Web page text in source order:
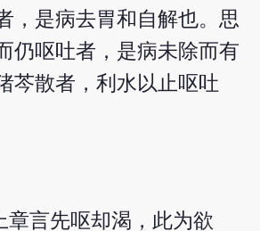
，是病去胃和自解也。思
仍呕吐者，是病未除而有
芩散者，利水以止呕吐
章言先呕却渴，此为欲